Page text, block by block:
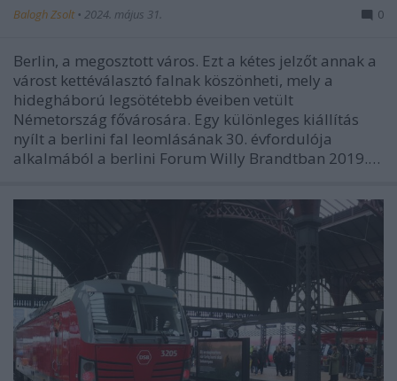
Balogh Zsolt • 2024. május 31. 0
Berlin, a megosztott város. Ezt a kétes jelzőt annak a
várost kettéválasztó falnak köszönheti, mely a
hidegháború legsötétebb éveiben vetült
Németország fővárosára. Egy különleges kiállítás
nyílt a berlini fal leomlásának 30. évfordulója
alkalmából a berlini Forum Willy Brandtban 2019.…